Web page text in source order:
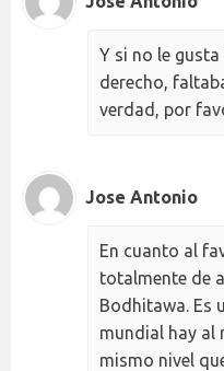
Y si no le gusta
derecho,
verdad, por
Jose Antonio
En cuanto al
totalmente de
Bodhitawa. Es
mundial hay al
mismo nivel